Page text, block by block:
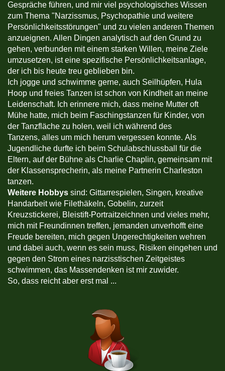
Gespräche führen, und mir viel psychologisches Wissen
zum Thema "Narzissmus, Psychopathie und weitere
Persönlichkeitsstörungen" und zu vielen anderen Themen
anzueignen. Allen Dingen analytisch auf den Grund zu
gehen, verbunden mit einem starken Willen, meine Ziele
umzusetzen, ist eine spezifische Persönlichkeitsanlage,
der ich bis heute treu geblieben bin.
Ich jogge und schwimme gerne, auch Seilhüpfen, Hula
Hoop und freies Tanzen ist schon von Kindheit an meine
Leidenschaft. Ich erinnere mich, dass meine Mutter oft
Mühe hatte, mich beim Faschingstanzen für Kinder, von
der Tanzfläche zu holen, weil ich während des
Tanzens, alles um mich herum vergessen konnte. Als
Jugendliche durfte ich beim Schulabschlussball für die
Eltern, auf der Bühne als Charlie Chaplin, gemeinsam mit
der Klassensprecherin, als meine Partnerin Charleston
tanzen.
Weitere Hobbys sind: Gittarrespielen, Singen, kreative
Handarbeit wie Filethäkeln, Gobelin, zurzeit
Kreuzstickerei, Bleistift-Portraitzeichnen und vieles mehr,
mich mit Freundinnen treffen, jemanden unverhofft eine
Freude bereiten, mich gegen Ungerechtigkeiten wehren
und dabei auch, wenn es sein muss, Risiken eingehen und
gegen den Strom eines narzisstischen Zeitgeistes
schwimmen, das Massendenken ist mir zuwider.
So, dass reicht aber erst mal ...